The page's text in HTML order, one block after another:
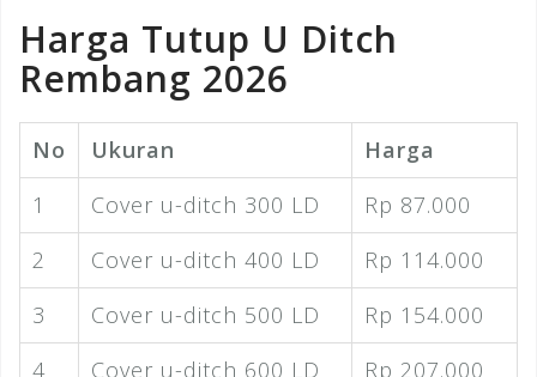
Harga Tutup U Ditch
Rembang 2026
No Ukuran
Harga
1
Cover u-ditch 300 LD
Rp 87.000
2
Cover u-ditch 400 LD
Rp 114.000
3
Cover u-ditch 500 LD
Rp 154.000
4
Cover u-ditch 600 LD
Rp 207.000